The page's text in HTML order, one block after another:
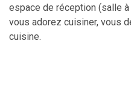
espace de réception (salle
vous adorez cuisiner, vous
cuisine.